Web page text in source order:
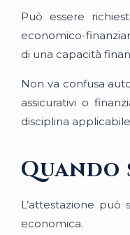
Può essere
economico-
di una capacità
Non va confusa
assicurativi o
disciplina
Quando
L’attestazione può
economica.